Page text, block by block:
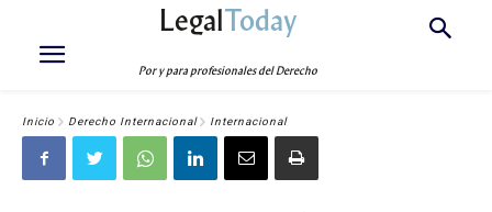
LegalToday
Por y para profesionales del Derecho
Inicio Derecho Internacional Internacional